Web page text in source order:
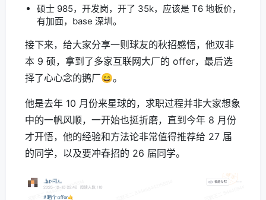
硕士 985，开发岗，开了 35k，应该是 T6 地板价，
有加面，base 深圳。
接下来，给大家分享一则球友的秋招感悟，他双非
本 9 硕，拿到了多家互联网大厂的 offer，最后选
择了心心念的鹅厂😄。
他是去年 10 月份来星球的，求职过程并非大家想象
中的一帆风顺，一开始也挺折磨，直到今年 8 月份
才开悟，他的经验和方法论非常值得推荐给 27 届
的同学，以及要冲春招的 26 届同学。